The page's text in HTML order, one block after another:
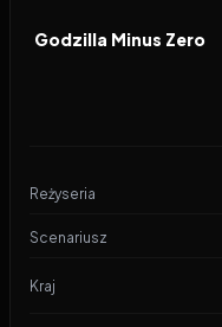
FILM
Godzilla Minus Zero
Reżyseria
Scenariusz
Kraj